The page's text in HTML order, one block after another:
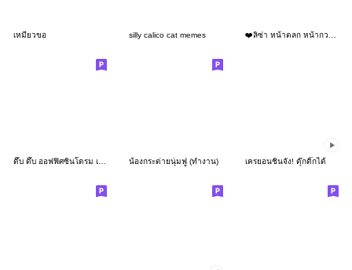
เหมียวขอ silly calico cat memes
ดึ๊บ ดึ๊บ ออฟฟิศซินโดรม เก้า น้องกระต่ายนุ่มฟู (ทำงาน) เครยอนชินจัง! ดุ๊กดิ๊กได้